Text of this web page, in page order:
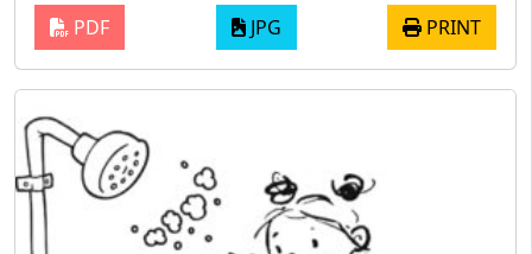
PDF JPG PRINT